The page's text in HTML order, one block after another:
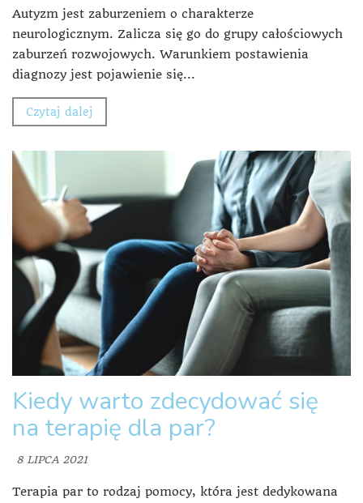
Autyzm jest zaburzeniem o charakterze
neurologicznym. Zalicza się go do grupy całościowych
zaburzeń rozwojowych. Warunkiem postawienia
diagnozy jest pojawienie się...
Czytaj dalej
Kiedy warto zdecydować się
na terapię dla par?
8 LIPCA 2021
Terapia par to rodzaj pomocy, która jest dedykowana